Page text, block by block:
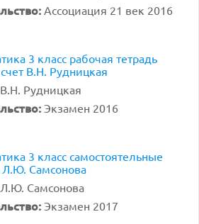
Ассоциация 21 век 2016
3 класс рабочая тетрадь
В.Н. Рудницкая
В.Н. Рудницкая
Экзамен 2016
3 класс самостоятельные
Л.Ю. Самсонова
Л.Ю. Самсонова
Экзамен 2017